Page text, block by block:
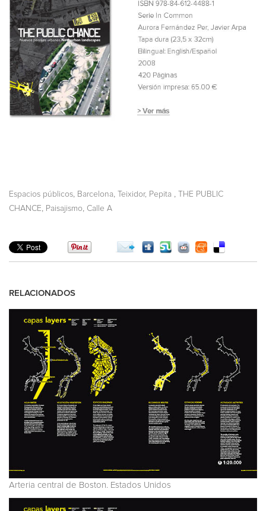
Espacios públicos Barcelona Teixidor, Pepita
THE PUBLIC
CHANCE
Paisajismo Calle A
RELACIONADOS
Arteria central de Boston. Estados Unidos